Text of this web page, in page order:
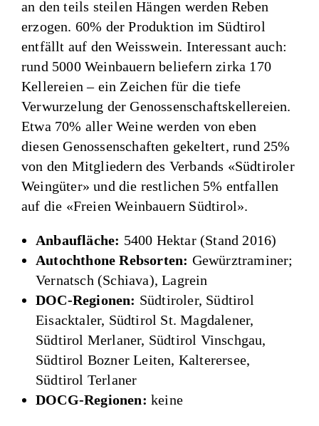
an den teils steilen Hängen werden Reben
erzogen. 60% der Produktion im Südtirol
entfällt auf den Weisswein. Interessant auch:
rund 5000 Weinbauern beliefern zirka 170
Kellereien – ein Zeichen für die tiefe
Verwurzelung der Genossenschaftskellereien.
Etwa 70% aller Weine werden von eben
diesen Genossenschaften gekeltert, rund 25%
von den Mitgliedern des Verbands «Südtiroler
Weingüter» und die restlichen 5% entfallen
auf die «Freien Weinbauern Südtirol».
Anbaufläche: 5400 Hektar (Stand 2016)
Autochthone Rebsorten: Gewürztraminer;
Vernatsch (Schiava), Lagrein
DOC-Regionen: Südtiroler, Südtirol
Eisacktaler, Südtirol St. Magdalener,
Südtirol Merlaner, Südtirol Vinschgau,
Südtirol Bozner Leiten, Kalterersee,
Südtirol Terlaner
DOCG-Regionen: keine